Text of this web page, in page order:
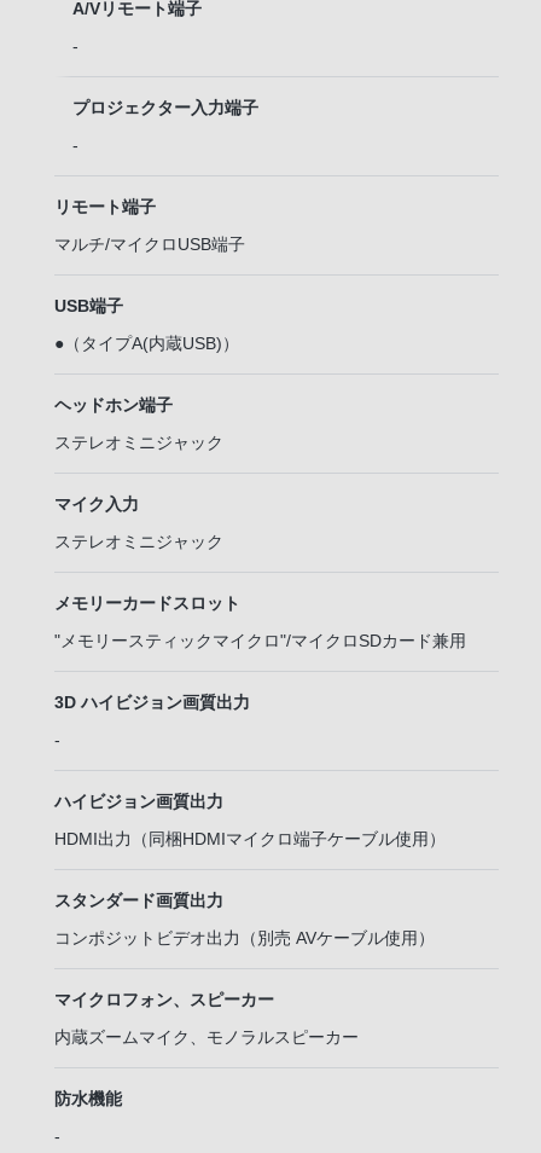
A/Vリモート端子
-
プロジェクター入力端子
-
リモート端子
マルチ/マイクロUSB端子
USB端子
●（タイプA(内蔵USB)）
ヘッドホン端子
ステレオミニジャック
マイク入力
ステレオミニジャック
メモリーカードスロット
"メモリースティックマイクロ"/マイクロSDカード兼用
3D ハイビジョン画質出力
-
ハイビジョン画質出力
HDMI出力（同梱HDMIマイクロ端子ケーブル使用）
スタンダード画質出力
コンポジットビデオ出力（別売 AVケーブル使用）
マイクロフォン、スピーカー
内蔵ズームマイク、モノラルスピーカー
防水機能
-